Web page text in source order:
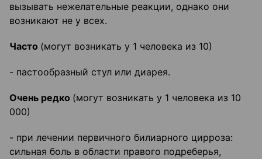
вызывать нежелательные реакции, однако они
возникают не у всех.
Часто (могут возникать у 1 человека из 10)
- пастообразный стул или диарея.
Очень редко (могут возникать у 1 человека из 10
000)
- при лечении первичного билиарного цирроза:
сильная боль в области правого подреберья,